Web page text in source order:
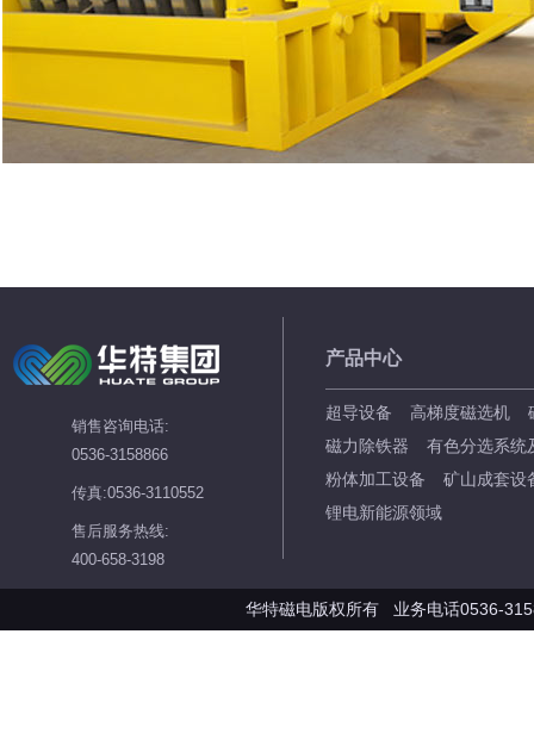
销售咨询电话:
0536-3158866
传真:0536-3110552
售后服务热线:
400-658-3198
产品中心
超导设备 高梯度磁选机
磁力除铁器
有色分选系统
粉体加工设备
矿山成套设
锂电新能源领域
华特磁电版权所有 业务电话0536-